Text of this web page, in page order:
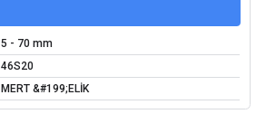
5 - 70 mm
46S20
MERT &#199;ELİK